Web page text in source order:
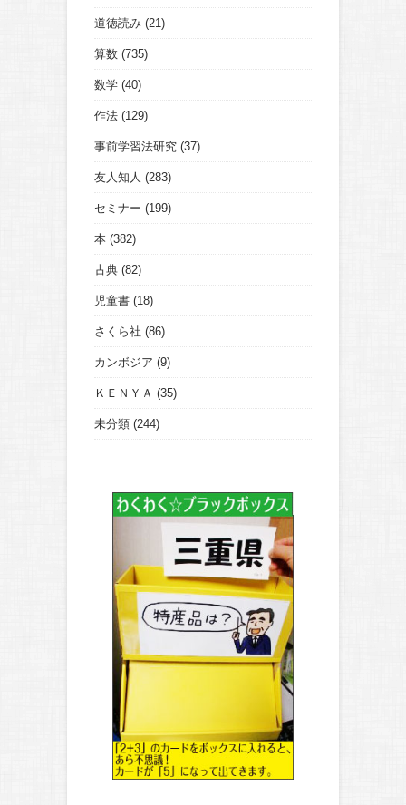
道徳読み (21)
算数 (735)
数学 (40)
作法 (129)
事前学習法研究 (37)
友人知人 (283)
セミナー (199)
本 (382)
古典 (82)
児童書 (18)
さくら社 (86)
カンボジア (9)
ＫＥＮＹＡ (35)
未分類 (244)